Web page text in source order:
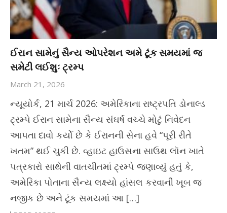
ઈરાન સામેનું સૈન્ય ઓપરેશન અમે ટૂંક સમયમાં જ
સમેટી લઈશુઃ ટ્રમ્પ
March 21, 2026
ન્યૂયોર્ક, 21 માર્ચ 2026: અમેરિકાના રાષ્ટ્રપતિ ડોનાલ્ડ
ટ્રમ્પે ઈરાન સામેના સૈન્ય સંઘર્ષ વચ્ચે મોટું નિવેદન
આપતા દાવો કર્યો છે કે ઈરાનની સેના હવે “પૂરી રીતે
ખતમ” થઈ ચુકી છે. વ્હાઇટ હાઉસના સાઉથ લૉન ખાતે
પત્રકારો સાથેની વાતચીતમાં ટ્રમ્પે જણાવ્યું હતું કે,
અમેરિકા પોતાના સૈન્ય લક્ષ્યો હાંસલ કરવાની ખૂબ જ
નજીક છે અને ટૂંક સમયમાં આ […]